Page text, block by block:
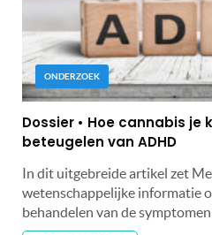
ONDERZOEK
Dossier • Hoe cannabis je
beteugelen van ADHD
In dit uitgebreide artikel zet
wetenschappelijke informatie
behandelen van de